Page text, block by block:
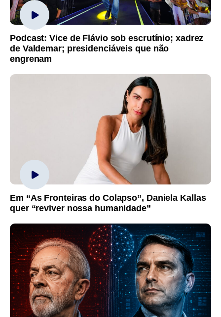
Podcast: Vice de Flávio sob escrutínio; xadrez
de Valdemar; presidenciáveis que não
engrenam
Em “As Fronteiras do Colapso”, Daniela Kallas
quer “reviver nossa humanidade”